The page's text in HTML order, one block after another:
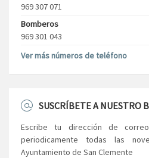
969 307 071
Bomberos
969 301 043
Ver más números de teléfono
SUSCRÍBETE A NUESTRO
Escribe tu dirección de
periodicamente todas las
Ayuntamiento de San Clemente